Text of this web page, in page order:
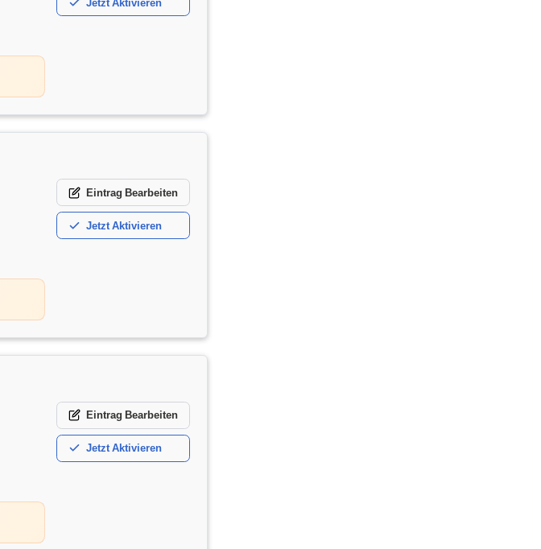
Jetzt Aktivieren
Eintrag Bearbeiten
Jetzt Aktivieren
Eintrag Bearbeiten
Jetzt Aktivieren